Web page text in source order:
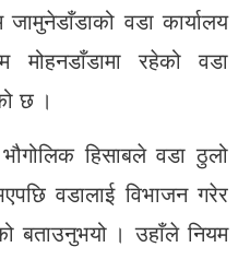
वडा कार्यालय
मोहनडाँडामा रहेको वडा
छ ।
हिसाबले वडा ठुलो
वडालाई विभाजन गरेर
बताउनुभयो । उहाँले नियम